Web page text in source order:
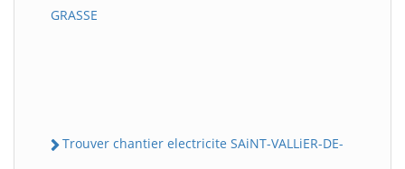
GRASSE
Trouver chantier electricite SAiNT-VALLiER-DE-